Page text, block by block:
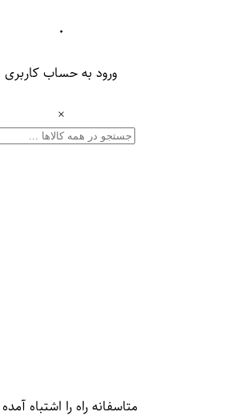
۰
ورود به حساب کاربری
×
متاسفانه راه را اشتباه